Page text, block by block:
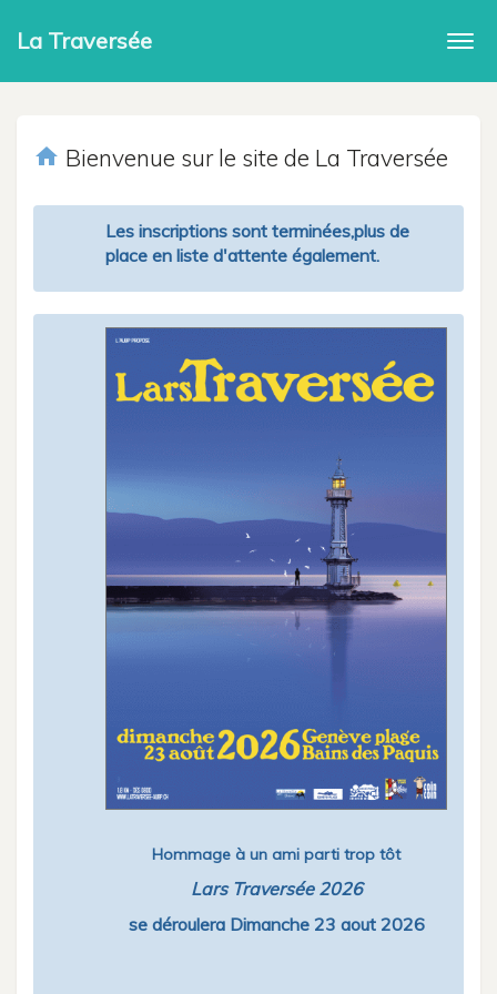
La Traversée
home Bienvenue sur le site de La Traversée
Les inscriptions sont terminées,plus de
place en liste d'attente également.
Hommage à un ami parti trop tôt
Lars Traversée 2026
se déroulera Dimanche 23 aout 2026